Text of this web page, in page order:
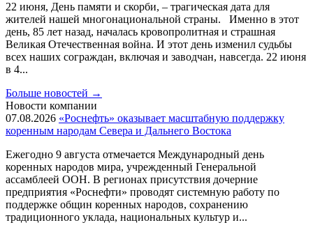
22 июня, День памяти и скорби, – трагическая дата для
жителей нашей многонациональной страны. Именно в этот
день, 85 лет назад, началась кровопролитная и страшная
Великая Отечественная война. И этот день изменил судьбы
всех наших сограждан, включая и заводчан, навсегда. 22 июня
в 4...
Больше новостей →
Новости компании
07.08.2026 «Роснефть» оказывает масштабную поддержку
коренным народам Севера и Дальнего Востока
Ежегодно 9 августа отмечается Международный день
коренных народов мира, учрежденный Генеральной
ассамблеей ООН. В регионах присутствия дочерние
предприятия «Роснефти» проводят системную работу по
поддержке общин коренных народов, сохранению
традиционного уклада, национальных культур и...